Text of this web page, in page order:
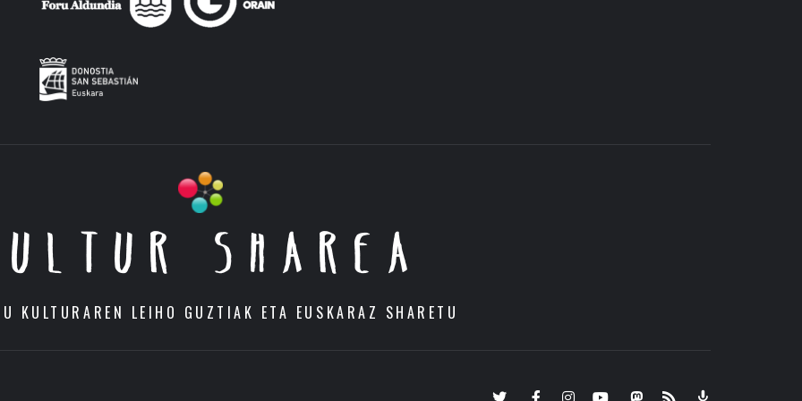
SHAREA
KULTURAREN LEIHO GUZTIAK ETA EUSKARAZ SHARETU
TwitterFacebookInstagramYoutubeMastodon.eus
RSS Podcast